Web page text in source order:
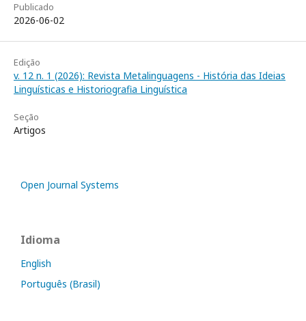
Publicado
2026-06-02
Edição
v. 12 n. 1 (2026): Revista Metalinguagens - História das Ideias
Linguísticas e Historiografia Linguística
Seção
Artigos
Open Journal Systems
Idioma
English
Português (Brasil)